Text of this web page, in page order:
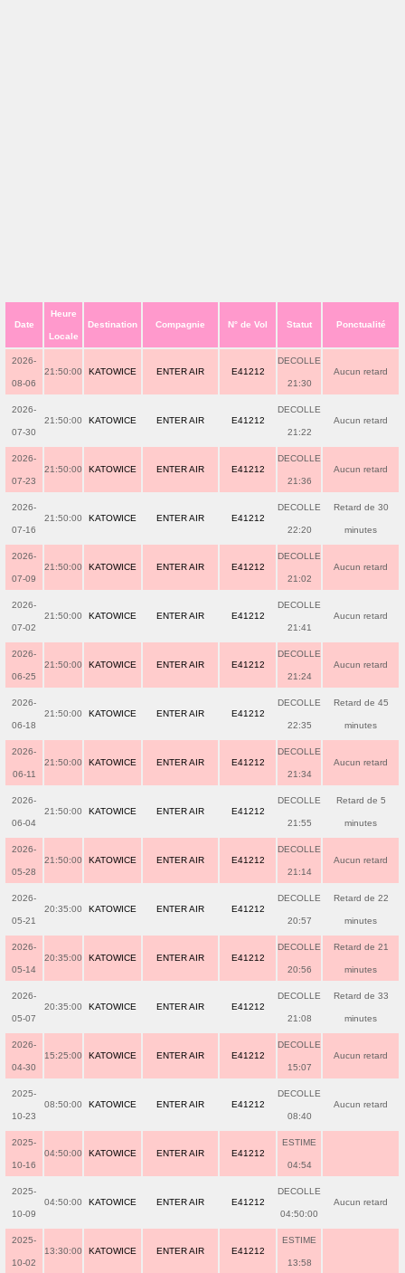
Date
Heure
Locale
Destination Compagnie N° de Vol Statut Ponctualité
2026-
08-06
21:50:00 KATOWICE ENTER AIR E41212
DECOLLE
21:30
Aucun retard
2026-
07-30
21:50:00 KATOWICE ENTER AIR E41212
DECOLLE
21:22
Aucun retard
2026-
07-23
21:50:00 KATOWICE ENTER AIR E41212
DECOLLE
21:36
Aucun retard
2026-
07-16
21:50:00 KATOWICE ENTER AIR E41212
DECOLLE
22:20
Retard de 30
minutes
2026-
07-09
21:50:00 KATOWICE ENTER AIR E41212
DECOLLE
21:02
Aucun retard
2026-
07-02
21:50:00 KATOWICE ENTER AIR E41212
DECOLLE
21:41
Aucun retard
2026-
06-25
21:50:00 KATOWICE ENTER AIR E41212
DECOLLE
21:24
Aucun retard
2026-
06-18
21:50:00 KATOWICE ENTER AIR E41212
DECOLLE
22:35
Retard de 45
minutes
2026-
06-11
21:50:00 KATOWICE ENTER AIR E41212
DECOLLE
21:34
Aucun retard
2026-
06-04
21:50:00 KATOWICE ENTER AIR E41212
DECOLLE
21:55
Retard de 5
minutes
2026-
05-28
21:50:00 KATOWICE ENTER AIR E41212
DECOLLE
21:14
Aucun retard
2026-
05-21
20:35:00 KATOWICE ENTER AIR E41212
DECOLLE
20:57
Retard de 22
minutes
2026-
05-14
20:35:00 KATOWICE ENTER AIR E41212
DECOLLE
20:56
Retard de 21
minutes
2026-
05-07
20:35:00 KATOWICE ENTER AIR E41212
DECOLLE
21:08
Retard de 33
minutes
2026-
04-30
15:25:00 KATOWICE ENTER AIR E41212
DECOLLE
15:07
Aucun retard
2025-
10-23
08:50:00 KATOWICE ENTER AIR E41212
DECOLLE
08:40
Aucun retard
2025-
10-16
04:50:00 KATOWICE ENTER AIR E41212
ESTIME
04:54
2025-
10-09
04:50:00 KATOWICE ENTER AIR E41212
DECOLLE
04:50:00
Aucun retard
2025-
10-02
13:30:00 KATOWICE ENTER AIR E41212
ESTIME
13:58